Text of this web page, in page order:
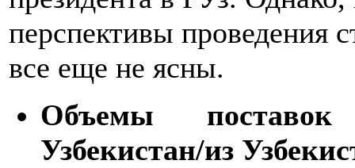
перспективы проведения
все еще не ясны.
Объемы поставок
Узбекистан/из